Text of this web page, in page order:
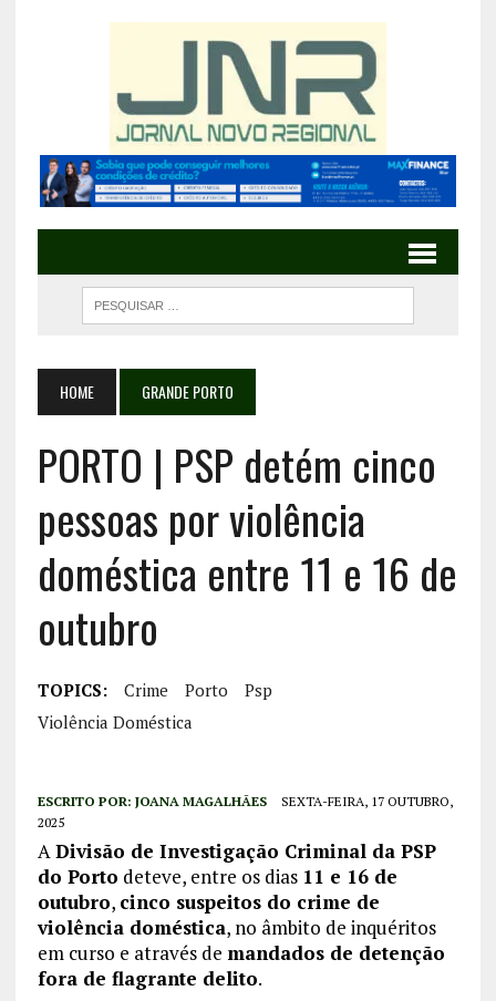
HOME GRANDE PORTO
PORTO | PSP detém cinco
pessoas por violência
doméstica entre 11 e 16 de
outubro
TOPICS: Crime Porto
Psp
Violência Doméstica
ESCRITO POR: JOANA MAGALHÃES
SEXTA-FEIRA, 17 OUTUBRO,
2025
ADivisão de Investigação Criminal da PSP
do Porto deteve, entre os dias 11 e 16 de
outubro, cinco suspeitos do crime de
violência doméstica, no âmbito de inquéritos
em curso e através de mandados de detenção
fora de flagrante delito.